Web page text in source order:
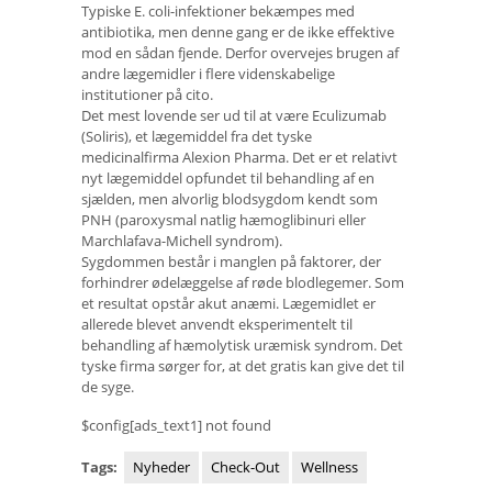
Typiske E. coli-infektioner bekæmpes med
antibiotika, men denne gang er de ikke effektive
mod en sådan fjende. Derfor overvejes brugen af ​​
andre lægemidler i flere videnskabelige
institutioner på cito.
Det mest lovende ser ud til at være Eculizumab
(Soliris), et lægemiddel fra det tyske
medicinalfirma Alexion Pharma. Det er et relativt
nyt lægemiddel opfundet til behandling af en
sjælden, men alvorlig blodsygdom kendt som
PNH (paroxysmal natlig hæmoglibinuri eller
Marchlafava-Michell syndrom).
Sygdommen består i manglen på faktorer, der
forhindrer ødelæggelse af røde blodlegemer. Som
et resultat opstår akut anæmi. Lægemidlet er
allerede blevet anvendt eksperimentelt til
behandling af hæmolytisk uræmisk syndrom. Det
tyske firma sørger for, at det gratis kan give det til
de syge.
$config[ads_text1] not found
Tags: Nyheder Check-Out Wellness